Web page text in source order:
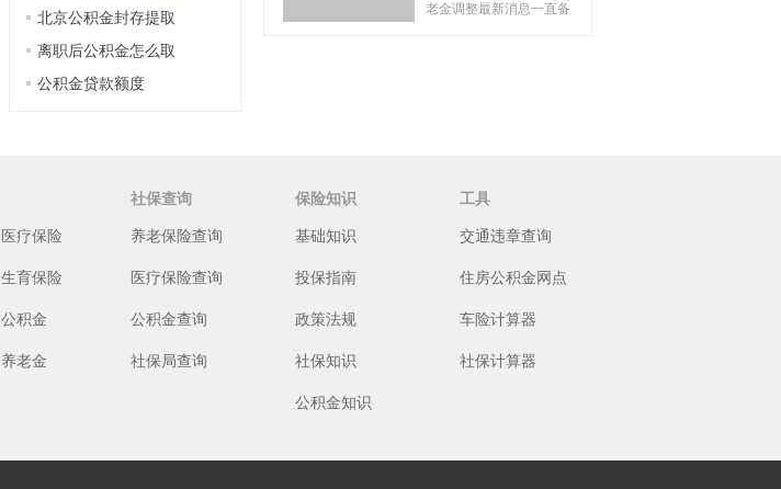
北京公积金封存提取
离职后公积金怎么取
公积金贷款额度
老金调整最新消息一直备
医疗保险
生育保险
公积金
养老金
社保查询
养老保险查询
医疗保险查询
公积金查询
社保局查询
保险知识
基础知识
投保指南
政策法规
社保知识
公积金知识
工具
交通违章查询
住房公积金网点
车险计算器
社保计算器